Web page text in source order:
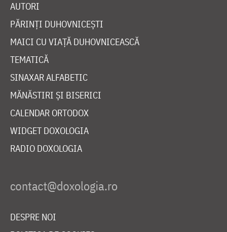
AUTORI
PĂRINȚI DUHOVNICEȘTI
MAICI CU VIAȚĂ DUHOVNICEASCĂ
TEMATICĂ
SINAXAR ALFABETIC
MĂNĂSTIRI ȘI BISERICI
CALENDAR ORTODOX
WIDGET DOXOLOGIA
RADIO DOXOLOGIA
DESPRE NOI